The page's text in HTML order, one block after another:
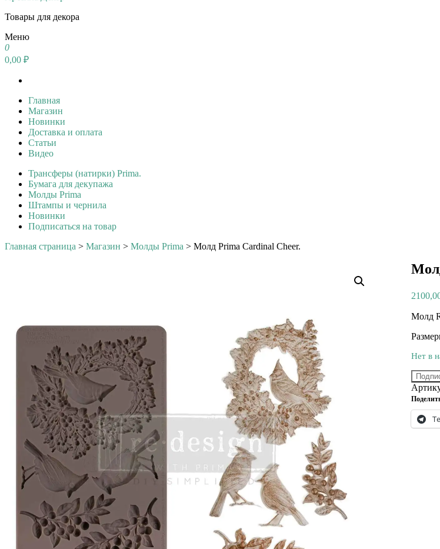
Товары для декора
Меню
0
0,00 ₽
Главная
Магазин
Новинки
Доставка и оплата
Статьи
Видео
Трансферы (натирки) Prima.
Бумага для декупажа
Молды Prima
Штампы и чернила
Новинки
Подписаться на товар
Главная страница > Магазин > Молды Prima > Молд Prima Cardinal Cheer.
Молд
Нет в